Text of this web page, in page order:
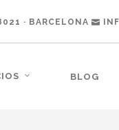
· BARCELONA
BLOG